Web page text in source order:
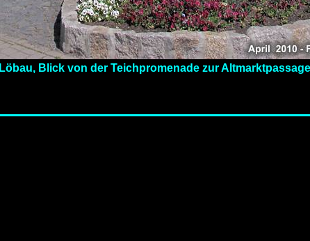
Löbau, Blick von der Teichpromenade zur Altmarktpassage